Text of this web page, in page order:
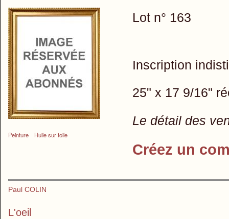
Peinture Huile sur toile
Lot n° 163
Inscription
25" x 17 9/16"
Le détail des
Créez un
Paul COLIN
L'oeil